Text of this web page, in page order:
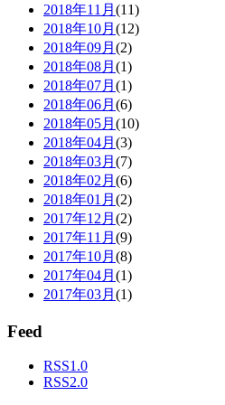
2018年11月 (11)
2018年10月 (12)
2018年09月 (2)
2018年08月 (1)
2018年07月 (1)
2018年06月 (6)
2018年05月 (10)
2018年04月 (3)
2018年03月 (7)
2018年02月 (6)
2018年01月 (2)
2017年12月 (2)
2017年11月 (9)
2017年10月 (8)
2017年04月 (1)
2017年03月 (1)
Feed
RSS1.0
RSS2.0